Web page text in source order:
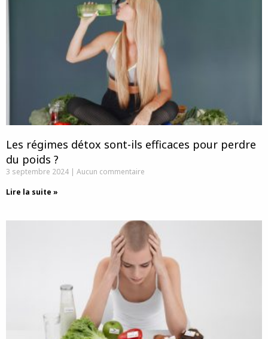
Les régimes détox sont-ils efficaces pour perdre
du poids ?
3 septembre 2024
Aucun commentaire
Lire la suite »